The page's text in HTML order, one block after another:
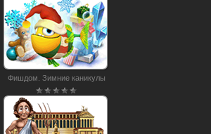
Фишдом. Зимние каникулы